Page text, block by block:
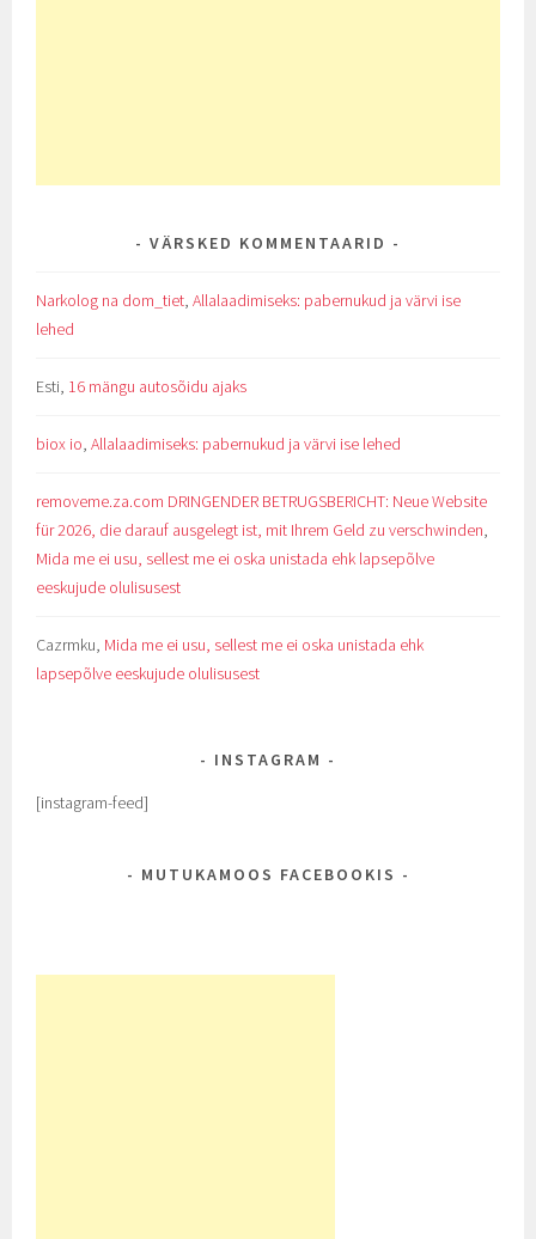
VÄRSKED KOMMENTAARID
Narkolog na dom_tiet,Allalaadimiseks: pabernukud ja värvi ise
lehed
Esti, 16 mängu autosõidu ajaks
biox io,Allalaadimiseks: pabernukud ja värvi ise lehed
removeme.za.com DRINGENDER BETRUGSBERICHT: Neue Website
für 2026, die darauf ausgelegt ist, mit Ihrem Geld zu verschwinden,
Mida me ei usu, sellest me ei oska unistada ehk lapsepõlve
eeskujude olulisusest
Cazrmku, Mida me ei usu, sellest me ei oska unistada ehk
lapsepõlve eeskujude olulisusest
INSTAGRAM
[instagram-feed]
MUTUKAMOOS FACEBOOKIS